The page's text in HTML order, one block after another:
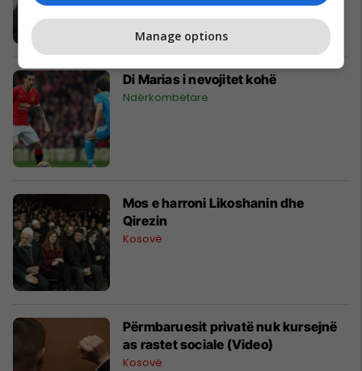
Di Marias i nevojitet kohë
Ndërkombëtare
Mos e harroni Likoshanin dhe
Qirezin
Kosovë
Përmbaruesit privatë nuk kursejnë
as rastet sociale (Video)
Kosovë
Manage options